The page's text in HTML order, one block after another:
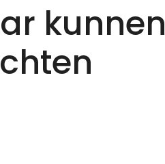
kunnen